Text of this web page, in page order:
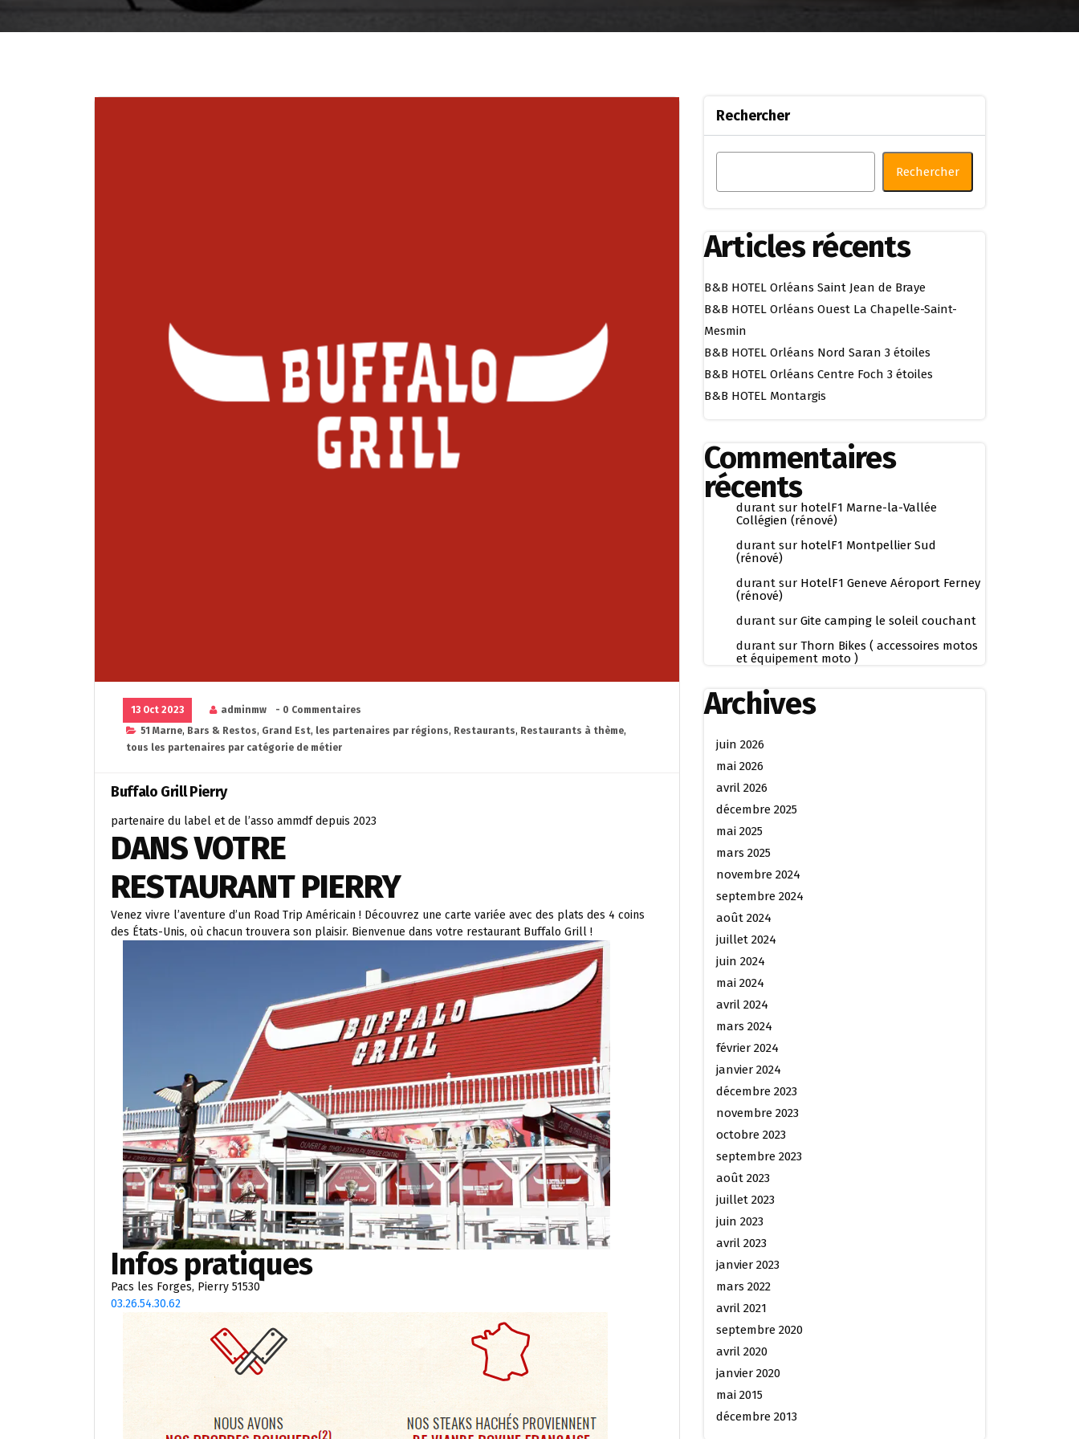
13 Oct 2023 adminmw
- 0 Commentaires
51 Marne, Bars & Restos, Grand Est, les partenaires par régions, Restaurants, Restaurants à thème,
tous les partenaires par catégorie de métier
Buffalo Grill Pierry
partenaire du label et de l’asso ammdf depuis 2023
DANS VOTRE
RESTAURANT PIERRY
Venez vivre l’aventure d’un Road Trip Américain ! Découvrez une carte variée avec des plats des 4 coins
des États-Unis, où chacun trouvera son plaisir. Bienvenue dans votre restaurant Buffalo Grill !
Infos pratiques
Pacs les Forges, Pierry 51530
03.26.54.30.62
Rechercher
Rechercher
Articles récents
B&B HOTEL Orléans Saint Jean de Braye
B&B HOTEL Orléans Ouest La Chapelle-Saint-
Mesmin
B&B HOTEL Orléans Nord Saran 3 étoiles
B&B HOTEL Orléans Centre Foch 3 étoiles
B&B HOTEL Montargis
Commentaires
récents
durant sur hotelF1 Marne-la-Vallée
Collégien (rénové)
durant sur hotelF1 Montpellier Sud
(rénové)
durant sur HotelF1 Geneve Aéroport Ferney
(rénové)
durant sur Gite camping le soleil couchant
durant sur Thorn Bikes ( accessoires motos
et équipement moto )
Archives
juin 2026
mai 2026
avril 2026
décembre 2025
mai 2025
mars 2025
novembre 2024
septembre 2024
août 2024
juillet 2024
juin 2024
mai 2024
avril 2024
mars 2024
février 2024
janvier 2024
décembre 2023
novembre 2023
octobre 2023
septembre 2023
août 2023
juillet 2023
juin 2023
avril 2023
janvier 2023
mars 2022
avril 2021
septembre 2020
avril 2020
janvier 2020
mai 2015
décembre 2013